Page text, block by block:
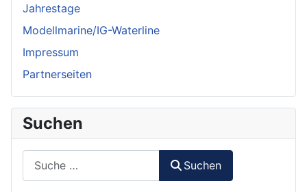
Jahrestage
Modellmarine/IG-Waterline
Impressum
Partnerseiten
Suchen
Suchen